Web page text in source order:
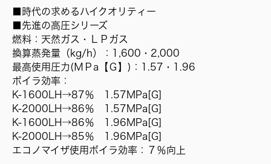
■時代の求めるハイクオリティー
■先進の高圧シリーズ
燃料：天然ガス・ＬＰガス
換算蒸発量（kg/h）：1,600・2,000
最高使用圧力(ＭＰa【Ｇ】)：1.57・1.96
ボイラ効率：
K-1600LH→87％ 1.57MPa[G]
K-2000LH→86％ 1.57MPa[G]
K-1600LH→86％ 1.96MPa[G]
K-2000LH→85％ 1.96MPa[G]
エコノマイザ使用ボイラ効率：７％向上